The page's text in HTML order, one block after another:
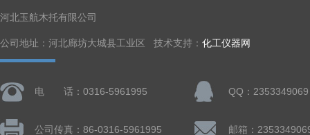
河北玉航木托有限公司
公司地址：河北廊坊大城县工业区 技术支持： 化工仪器网
电 话：0316-5961995 QQ：2353349069
公司传真：86-0316-5961995 邮箱：